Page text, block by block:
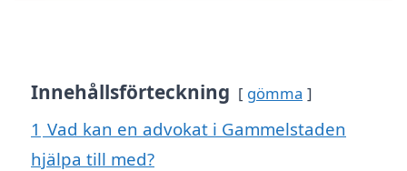
Innehållsförteckning gömma
1 Vad kan en advokat i Gammelstaden
hjälpa till med?